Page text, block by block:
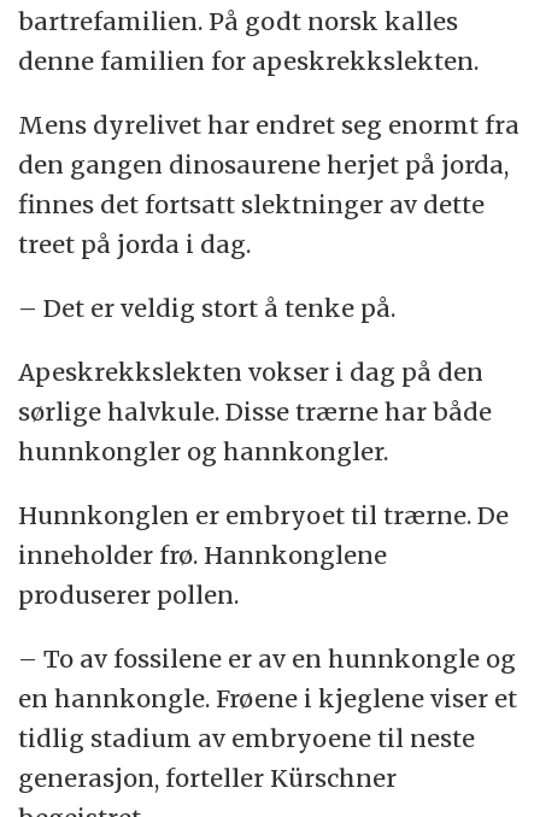
bartrefamilien. På godt norsk kalles
denne familien for apeskrekkslekten.
Mens dyrelivet har endret seg enormt fra
den gangen dinosaurene herjet på jorda,
finnes det fortsatt slektninger av dette
treet på jorda i dag.
– Det er veldig stort å tenke på.
Apeskrekkslekten vokser i dag på den
sørlige halvkule. Disse trærne har både
hunnkongler og hannkongler.
Hunnkonglen er embryoet til trærne. De
inneholder frø. Hannkonglene
produserer pollen.
– To av fossilene er av en hunnkongle og
en hannkongle. Frøene i kjeglene viser et
tidlig stadium av embryoene til neste
generasjon, forteller Kürschner